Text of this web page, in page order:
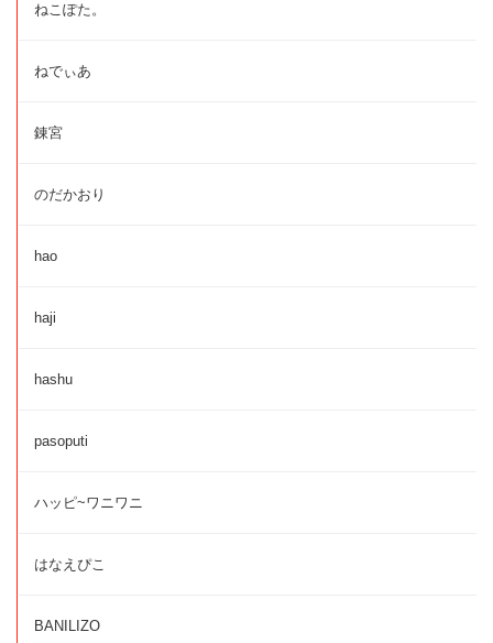
ねこぽた。
ねでぃあ
錬宮
のだかおり
hao
haji
hashu
pasoputi
ハッピ~ワニワニ
はなえぴこ
BANILIZO